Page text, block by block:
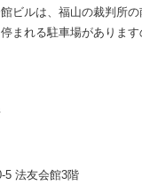
ビルは、福山の裁判所の
まれる駐車場があります
5 法友会館3階